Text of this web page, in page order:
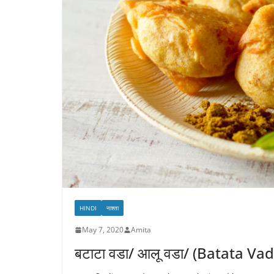
HINDI नाश्ता
May 7, 2020 Amita
बटाटा वडा/ आलू वडा/ (Batata